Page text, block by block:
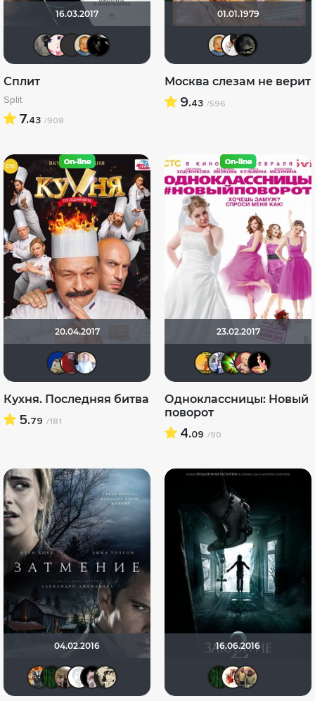
16.03.2017
Великий Кукурузо
Сплит
Split
7.43 /908
01.01.1979
Москва слезам не верит
9.43 /596
20.04.2017
алекс 1984
Кухня. Последняя битва
5.79 /181
23.02.2017
Одноклассницы: Новый
поворот
4.09 /90
04.02.2016
Афоня Дурко
MatrixVladimir Samsonov
KirsanXIII
16.06.2016